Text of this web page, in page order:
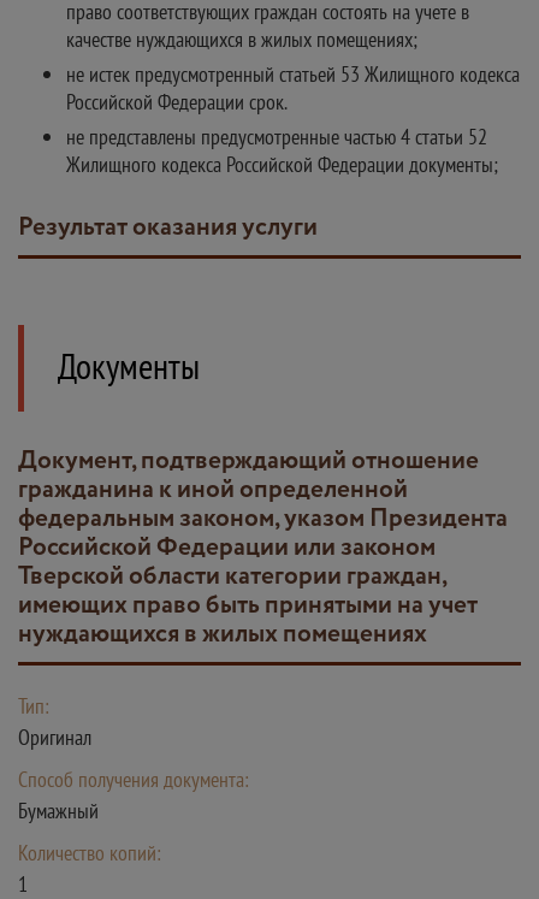
право соответствующих граждан состоять на учете в
качестве нуждающихся в жилых помещениях;
не истек предусмотренный статьей 53 Жилищного кодекса
Российской Федерации срок.
не представлены предусмотренные частью 4 статьи 52
Жилищного кодекса Российской Федерации документы;
Результат оказания услуги
Документы
документ, подтверждающий отношение
гражданина к иной определенной
федеральным законом, указом Президента
Российской Федерации или законом
Тверской области категории граждан,
имеющих право быть принятыми на учет
нуждающихся в жилых помещениях
Тип:
Оригинал
Способ получения документа:
Бумажный
Количество копий:
1